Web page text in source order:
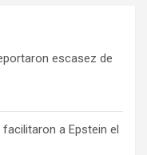
escasez de
a Epstein el